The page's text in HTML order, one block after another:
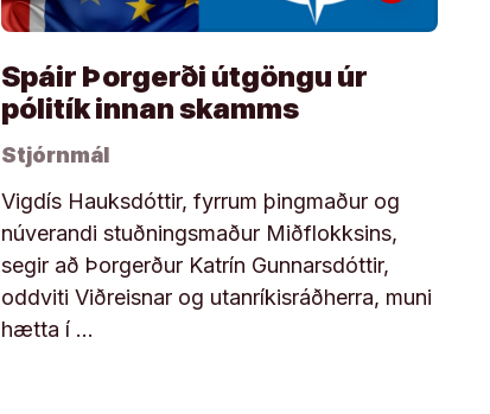
Spáir Þorgerði útgöngu úr
pólitík innan skamms
Stjórnmál
Vigdís Hauksdóttir, fyrrum þingmaður og
núverandi stuðningsmaður Miðflokksins,
segir að Þorgerður Katrín Gunnarsdóttir,
oddviti Viðreisnar og utanríkisráðherra, muni
hætta í …